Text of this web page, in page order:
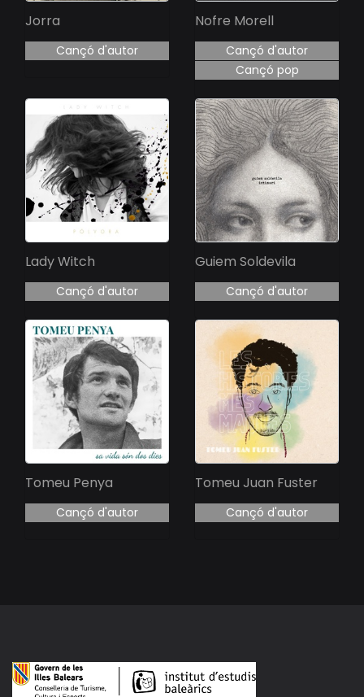
Jorra
Cançó d'autor
Nofre Morell
Cançó d'autor
Cançó pop
Lady Witch
Cançó d'autor
Guiem Soldevila
Cançó d'autor
Tomeu Penya
Cançó d'autor
Tomeu Juan Fuster
Cançó d'autor